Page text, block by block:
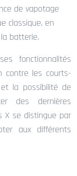
de vapotage
classique, en
batterie.
fonctionnalités
contre les courts-
la possibilité de
des dernières
X se distingue par
aux différents